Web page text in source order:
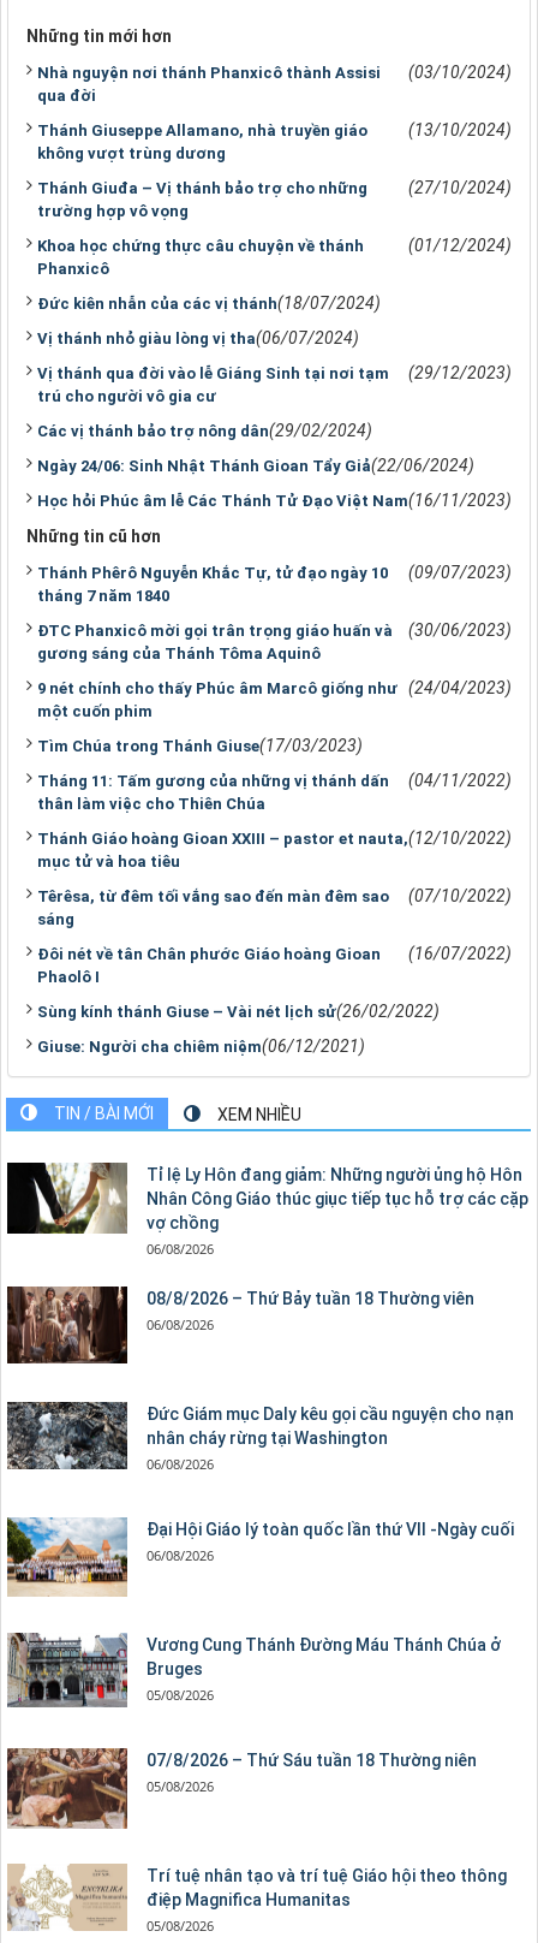
Những tin mới hơn
Nhà nguyện nơi thánh Phanxicô thành Assisi
qua đời
(03/10/2024)
Thánh Giuseppe Allamano, nhà truyền giáo
không vượt trùng dương
(13/10/2024)
Thánh Giuđa – Vị thánh bảo trợ cho những
trường hợp vô vọng
(27/10/2024)
Khoa học chứng thực câu chuyện về thánh
Phanxicô
(01/12/2024)
Đức kiên nhẫn của các vị thánh(18/07/2024)
Vị thánh nhỏ giàu lòng vị tha(06/07/2024)
Vị thánh qua đời vào lễ Giáng Sinh tại nơi tạm
trú cho người vô gia cư
(29/12/2023)
Các vị thánh bảo trợ nông dân(29/02/2024)
Ngày 24/06: Sinh Nhật Thánh Gioan Tẩy Giả(22/06/2024)
Học hỏi Phúc âm lễ Các Thánh Tử Đạo Việt Nam(16/11/2023)
Những tin cũ hơn
Thánh Phêrô Nguyễn Khắc Tự, tử đạo ngày 10
tháng 7 năm 1840
(09/07/2023)
ĐTC Phanxicô mời gọi trân trọng giáo huấn và
gương sáng của Thánh Tôma Aquinô
(30/06/2023)
9 nét chính cho thấy Phúc âm Marcô giống như
một cuốn phim
(24/04/2023)
Tìm Chúa trong Thánh Giuse(17/03/2023)
Tháng 11: Tấm gương của những vị thánh dấn
thân làm việc cho Thiên Chúa
(04/11/2022)
Thánh Giáo hoàng Gioan XXIII – pastor et nauta,
mục tử và hoa tiêu
(12/10/2022)
Têrêsa, từ đêm tối vắng sao đến màn đêm sao
sáng
(07/10/2022)
Đôi nét về tân Chân phước Giáo hoàng Gioan
Phaolô I
(16/07/2022)
Sùng kính thánh Giuse – Vài nét lịch sử(26/02/2022)
Giuse: Người cha chiêm niệm(06/12/2021)
TIN / BÀI MỚI XEM NHIỀU
Tỉ lệ Ly Hôn đang giảm: Những người ủng hộ Hôn
Nhân Công Giáo thúc giục tiếp tục hỗ trợ các cặp
vợ chồng
06/08/2026
08/8/2026 – Thứ Bảy tuần 18 Thường viên
06/08/2026
Đức Giám mục Daly kêu gọi cầu nguyện cho nạn
nhân cháy rừng tại Washington
06/08/2026
Đại Hội Giáo lý toàn quốc lần thứ VII -Ngày cuối
06/08/2026
Vương Cung Thánh Ðường Máu Thánh Chúa ở
Bruges
05/08/2026
07/8/2026 – Thứ Sáu tuần 18 Thường niên
05/08/2026
Trí tuệ nhân tạo và trí tuệ Giáo hội theo thông
điệp Magnifica Humanitas
05/08/2026